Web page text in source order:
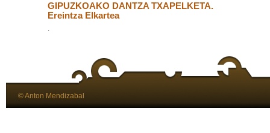
GIPUZKOAKO DANTZA TXAPELKETA.
Ereintza Elkartea
.
© Anton Mendizabal